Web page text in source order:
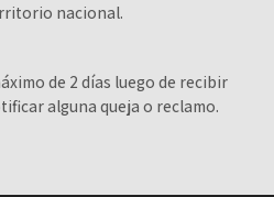
nacional.
de 2 días luego de recibir
alguna queja o reclamo.